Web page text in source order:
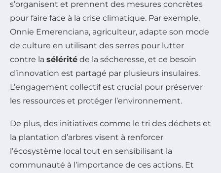
s’organisent et prennent des mesures concrètes
pour faire face à la crise climatique. Par exemple,
Onnie Emerenciana, agriculteur, adapte son mode
de culture en utilisant des serres pour lutter
contre la sélérité de la sécheresse, et ce besoin
d’innovation est partagé par plusieurs insulaires.
L’engagement collectif est crucial pour préserver
les ressources et protéger l’environnement.
De plus, des initiatives comme le tri des déchets et
la plantation d’arbres visent à renforcer
l’écosystème local tout en sensibilisant la
communauté à l’importance de ces actions. Et